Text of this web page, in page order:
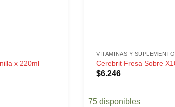
x 220ml
VITAMINAS Y
Cerebrit Fresa Sobre
$6.246
75 disponibles